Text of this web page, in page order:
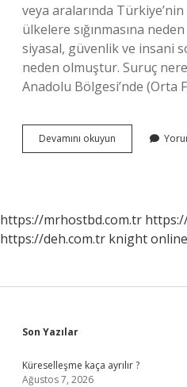
veya aralarında
ülkelere sığınmasına
siyasal, güvenlik ve insani
neden olmuştur. Suruç
Anadolu Bölgesi’nde (Orta
Devamını okuyun
Suriye
https://mrhostbd.com.tr
https://deh.com.tr knight online
Sidebar
Son Yazılar
Küreselleşme kaça ayrılır ?
Ağustos 7, 2026